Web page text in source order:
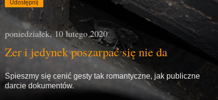
Udostępnij
poniedziałek, 10 lutego 2020
Zer i jedynek poszarpać się nie da
Spieszmy się cenić gesty tak romantyczne, jak publiczne
darcie dokumentów.